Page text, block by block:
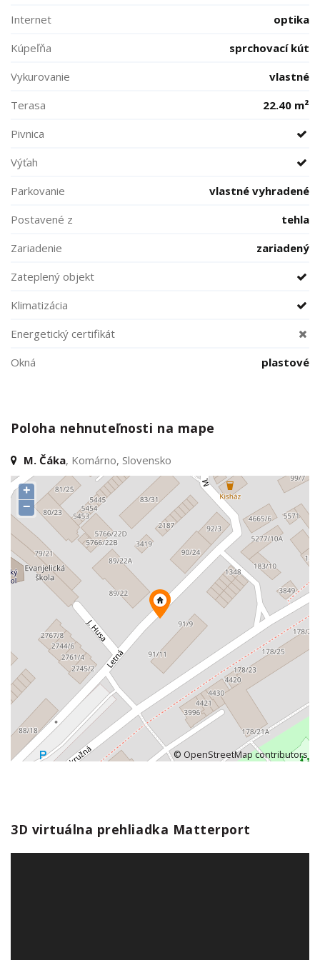
Internet
optika
Kúpeľňa
sprchovací kút
Vykurovanie
vlastné
Terasa
22.40 m²
Pivnica
Výťah
Parkovanie
vlastné vyhradené
Postavené z
tehla
Zariadenie
zariadený
Zateplený objekt
Klimatizácia
Energetický certifikát
Okná
plastové
Poloha nehnuteľnosti na mape
M. Čáka, Komárno, Slovensko
+
−
© OpenStreetMapcontributors
3D virtuálna prehliadka Matterport